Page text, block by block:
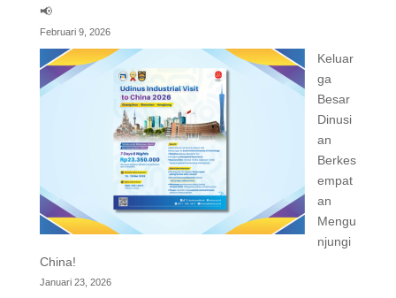
📢
Februari 9, 2026
Keluar
ga
Besar
Dinusi
an
Berkes
empat
an
Mengu
njungi
China!
Januari 23, 2026